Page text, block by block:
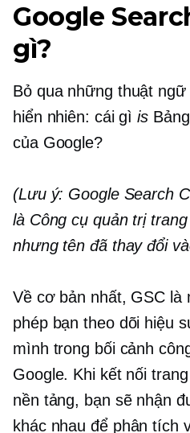
Google
gì?
Bỏ qua những thuật
hiển nhiên: cái gìis
của Google?
(Lưu ý: Google Search
là Công cụ quản trị
nhưng tên đã thay đổi
Về cơ bản nhất, GSC là
phép bạn theo dõi hiệu
mình trong bối cảnh
Google. Khi kết nối
nền tảng, bạn sẽ nhận
khác nhau để phân tích